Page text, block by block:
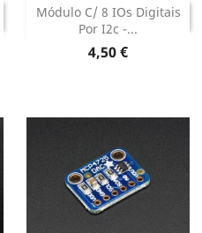
Módulo C/ 8 IOs Digitais
Por I2c -...
Preço
4,50 €
DESCONTINUADO
DESCONTINUADO